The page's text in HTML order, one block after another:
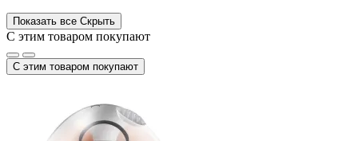
Показать все Скрыть
С этим товаром покупают
С этим товаром покупают